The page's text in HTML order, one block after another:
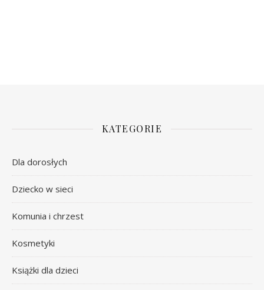
KATEGORIE
Dla dorosłych
Dziecko w sieci
Komunia i chrzest
Kosmetyki
Książki dla dzieci